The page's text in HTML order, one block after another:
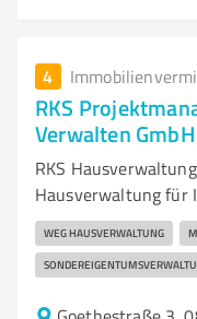
4
RKS
Verwalten GmbH
RKS
Hausverwaltung für
WEG HAUSVERWALTUNG